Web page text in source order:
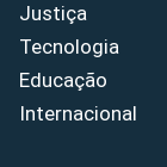
Justiça
Tecnologia
Educação
Internacional